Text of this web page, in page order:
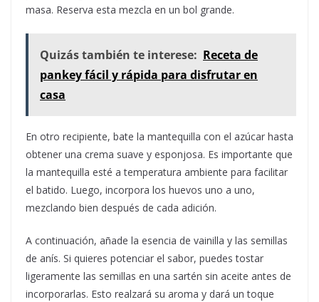
masa. Reserva esta mezcla en un bol grande.
Quizás también te interese: Receta de
pankey fácil y rápida para disfrutar en
casa
En otro recipiente, bate la mantequilla con el azúcar hasta
obtener una crema suave y esponjosa. Es importante que
la mantequilla esté a temperatura ambiente para facilitar
el batido. Luego, incorpora los huevos uno a uno,
mezclando bien después de cada adición.
A continuación, añade la esencia de vainilla y las semillas
de anís. Si quieres potenciar el sabor, puedes tostar
ligeramente las semillas en una sartén sin aceite antes de
incorporarlas. Esto realzará su aroma y dará un toque